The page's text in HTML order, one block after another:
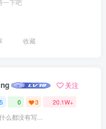
一下吧
收藏
关注
0 3 20.1W+
么都没有写...